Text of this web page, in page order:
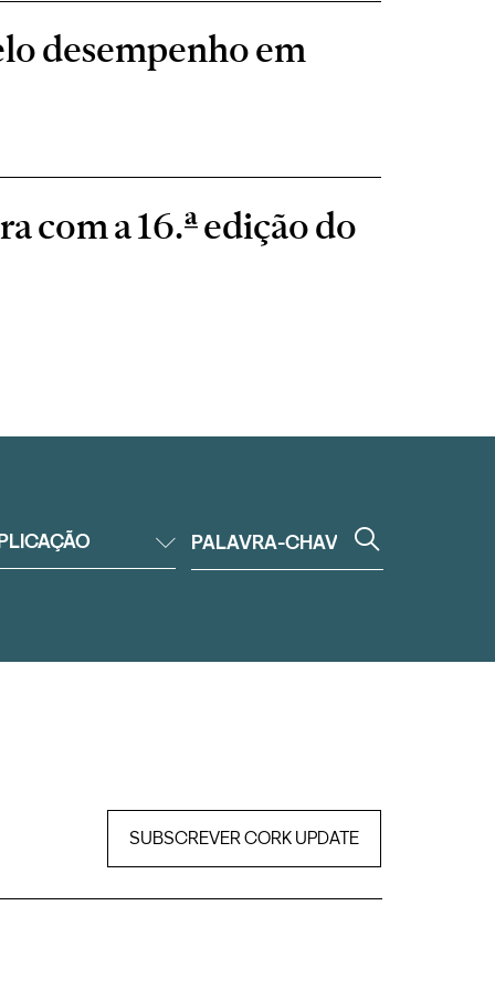
desempenho em
a 16.ª edição do
SUBSCREVER CORK UPDATE